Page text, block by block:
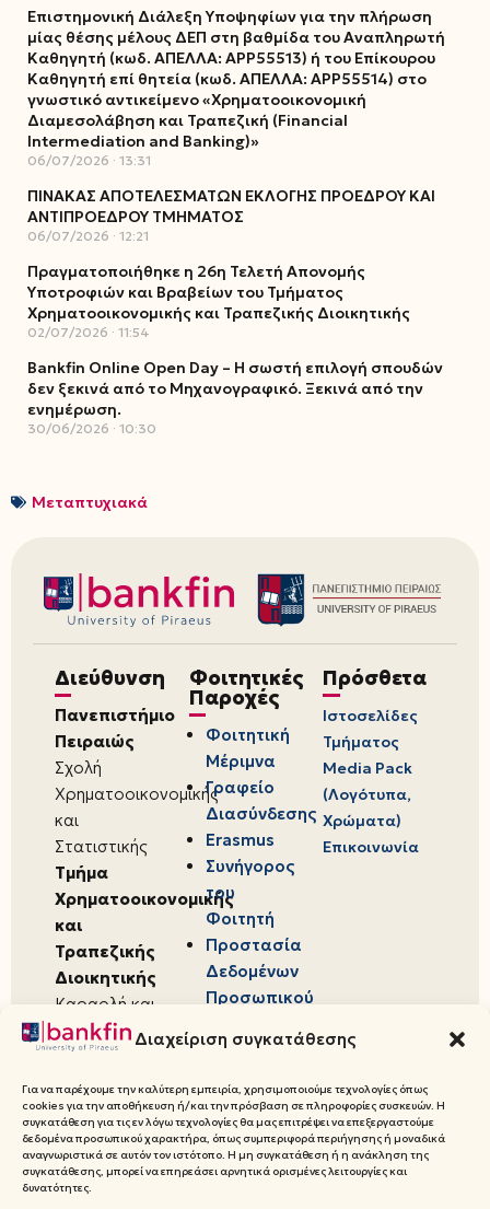
Διαχείριση συγκατάθεσης
Για να παρέχουμε την καλύτερη εμπειρία, χρησιμοποιούμε τεχνολογίες όπως
cookies για την αποθήκευση ή/και την πρόσβαση σε πληροφορίες συσκευών. Η
συγκατάθεση για τις εν λόγω τεχνολογίες θα μας επιτρέψει να επεξεργαστούμε
δεδομένα προσωπικού χαρακτήρα, όπως συμπεριφορά περιήγησης ή μοναδικά
αναγνωριστικά σε αυτόν τον ιστότοπο. Η μη συγκατάθεση ή η ανάκληση της
συγκατάθεσης, μπορεί να επηρεάσει αρνητικά ορισμένες λειτουργίες και
δυνατότητες.
Επιστημονική Διάλεξη Υποψηφίων για την πλήρωση
μίας θέσης μέλους ΔΕΠ στη βαθμίδα του Αναπληρωτή
Καθηγητή (κωδ. ΑΠΕΛΛΑ: ΑΡΡ55513) ή του Επίκουρου
Καθηγητή επί θητεία (κωδ. ΑΠΕΛΛΑ: ΑΡΡ55514) στο
γνωστικό αντικείμενο «Χρηματοοικονομική
Διαμεσολάβηση και Τραπεζική (Financial
Intermediation and Banking)»
06/07/2026 13:31
ΠΙΝΑΚΑΣ ΑΠΟΤΕΛΕΣΜΑΤΩΝ ΕΚΛΟΓΗΣ ΠΡΟΕΔΡΟΥ ΚΑΙ
ΑΝΤΙΠΡΟΕΔΡΟΥ ΤΜΗΜΑΤΟΣ
06/07/2026 12:21
Πραγματοποιήθηκε η 26η Τελετή Απονομής
Υποτροφιών και Βραβείων του Τμήματος
Χρηματοοικονομικής και Τραπεζικής Διοικητικής
02/07/2026 11:54
Bankfin Online Open Day – Η σωστή επιλογή σπουδών
δεν ξεκινά από το Μηχανογραφικό. Ξεκινά από την
ενημέρωση.
30/06/2026 10:30
Μεταπτυχιακά
Διεύθυνση
Πανεπιστήμιο
Πειραιώς
Σχολή
Χρηματοοικονομικής
και
Στατιστικής
Τμήμα
Χρηματοοικονομικής
και
Τραπεζικής
Διοικητικής
Καραολή και
Δημητρίου 80,
18534,
Πειραιάς
Φοιτητικές
Παροχές
Φοιτητική
Μέριμνα
Γραφείο
Διασύνδεσης
Erasmus
Συνήγορος
του
Φοιτητή
Προστασία
Δεδομένων
Προσωπικού
Πρόσθετα
Ιστοσελίδες
Τμήματος
Media Pack
(Λογότυπα,
Χρώματα)
Επικοινωνία
© 2026 Πανεπιστήμιο Πειραιώς,